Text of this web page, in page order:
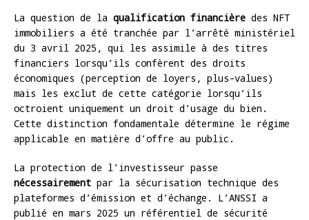
La question de la qualification financière des NFT
immobiliers a été tranchée par l’arrêté ministériel
du 3 avril 2025, qui les assimile à des titres
financiers lorsqu’ils confèrent des droits
économiques (perception de loyers, plus-values)
mais les exclut de cette catégorie lorsqu’ils
octroient uniquement un droit d’usage du bien.
Cette distinction fondamentale détermine le régime
applicable en matière d’offre au public.
La protection de l’investisseur passe
nécessairement par la sécurisation technique des
plateformes d’émission et d’échange. L’ANSSI a
publié en mars 2025 un référentiel de sécurité